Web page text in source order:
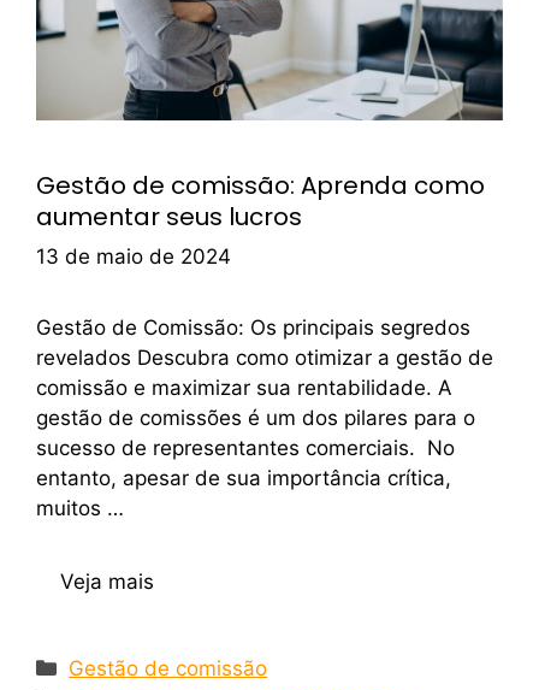
Gestão de comissão: Aprenda como
aumentar seus lucros
13 de maio de 2024
Gestão de Comissão: Os principais segredos
revelados Descubra como otimizar a gestão de
comissão e maximizar sua rentabilidade. A
gestão de comissões é um dos pilares para o
sucesso de representantes comerciais. No
entanto, apesar de sua importância crítica,
muitos …
Veja mais
Gestão de comissão